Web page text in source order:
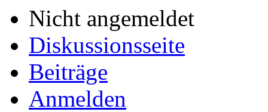
Nicht angemeldet
Diskussionsseite
Beiträge
Anmelden